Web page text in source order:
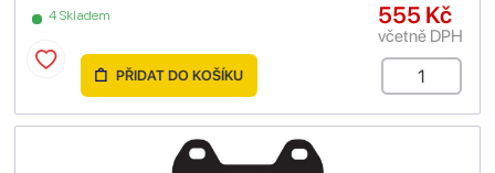
4 Skladem 555 Kč
včetně DPH
PŘIDAT DO KOŠÍKU